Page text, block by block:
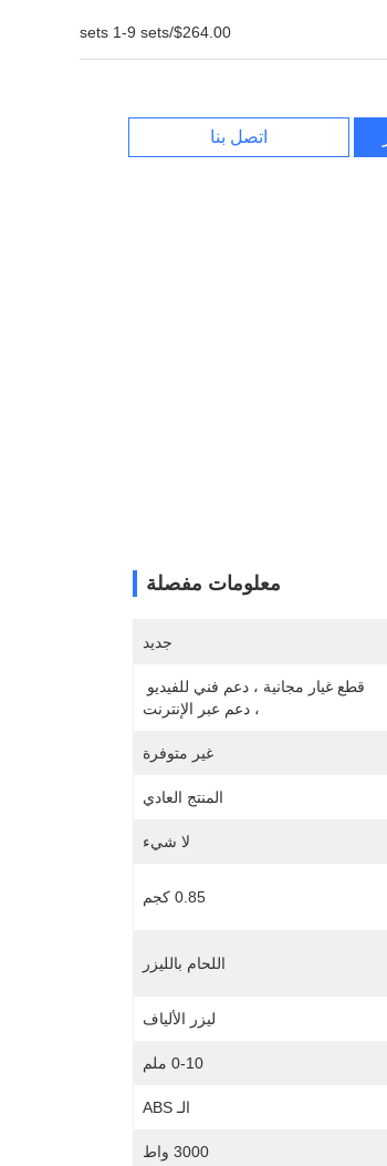
$264.00/sets 1-9 sets
اتصل بنا
معلومات مفصلة
جديد
، دعم عبر الإنترنت
غير متوفرة
المنتج العادي
لا شيء
0.85 كجم
اللحام بالليزر
ليزر الألياف
0-10 ملم
الـ ABS
3000 واط